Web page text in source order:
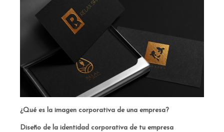
¿Qué es la imagen corporativa de una empresa?
Diseño de la identidad corporativa de tu empresa